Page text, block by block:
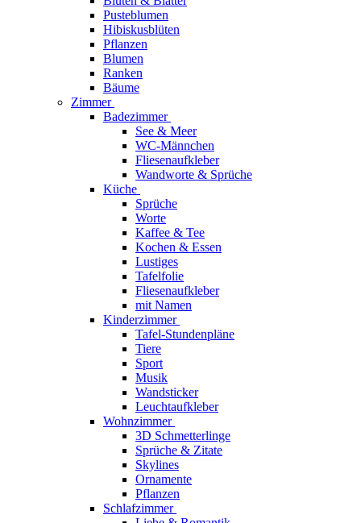
Pusteblumen
Hibiskusblüten
Pflanzen
Blumen
Ranken
Bäume
Zimmer
Badezimmer
See & Meer
WC-Männchen
Fliesenaufkleber
Wandworte & Sprüche
Küche
Sprüche
Worte
Kaffee & Tee
Kochen & Essen
Lustiges
Tafelfolie
Fliesenaufkleber
mit Namen
Kinderzimmer
Tafel-Stundenpläne
Tiere
Sport
Musik
Wandsticker
Leuchtaufkleber
Wohnzimmer
3D Schmetterlinge
Sprüche & Zitate
Skylines
Ornamente
Pflanzen
Schlafzimmer